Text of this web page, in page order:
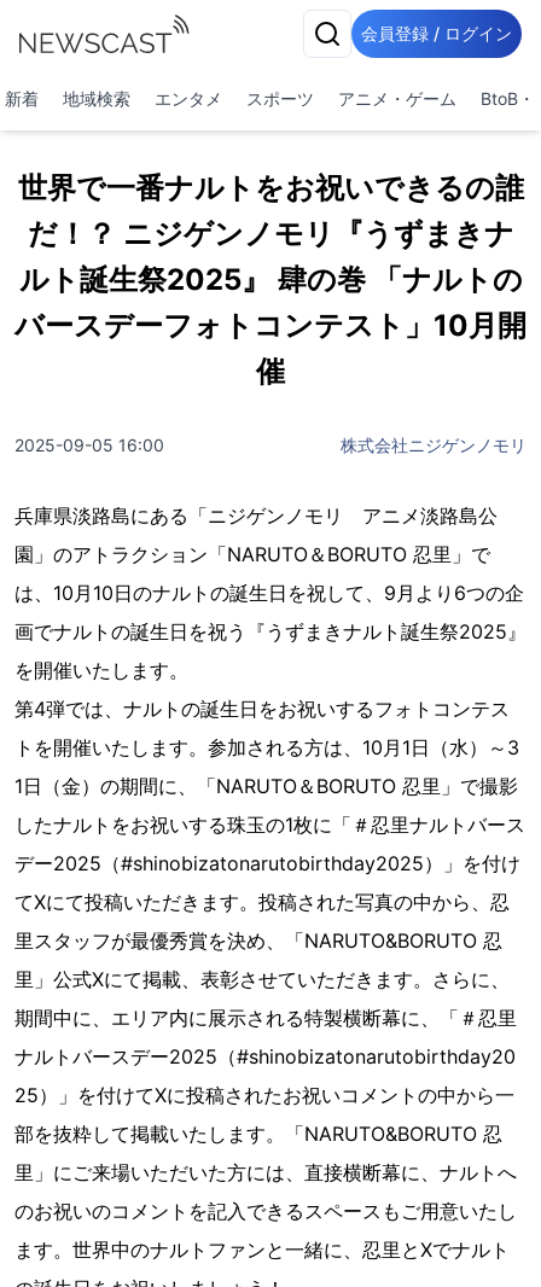
会員登録 / ログイン
新着 地域検索 エンタメ スポーツ アニメ・ゲーム BtoB・
世界で一番ナルトをお祝いできるの誰
だ！？ ニジゲンノモリ『うずまきナ
ルト誕生祭2025』 肆の巻 「ナルトの
バースデーフォトコンテスト」10月開
催
2025-09-05 16:00 株式会社ニジゲンノモリ
兵庫県淡路島にある「ニジゲンノモリ アニメ淡路島公
園」のアトラクション「NARUTO＆BORUTO 忍里」で
は、10月10日のナルトの誕生日を祝して、9月より6つの企
画でナルトの誕生日を祝う『うずまきナルト誕生祭2025』
を開催いたします。
第4弾では、ナルトの誕生日をお祝いするフォトコンテス
トを開催いたします。参加される方は、10月1日（水）～3
1日（金）の期間に、「NARUTO＆BORUTO 忍里」で撮影
したナルトをお祝いする珠玉の1枚に「＃忍里ナルトバース
デー2025（#shinobizatonarutobirthday2025）」を付け
てXにて投稿いただきます。投稿された写真の中から、忍
里スタッフが最優秀賞を決め、「NARUTO&BORUTO 忍
里」公式Xにて掲載、表彰させていただきます。さらに、
期間中に、エリア内に展示される特製横断幕に、「＃忍里
ナルトバースデー2025（#shinobizatonarutobirthday20
25）」を付けてXに投稿されたお祝いコメントの中から一
部を抜粋して掲載いたします。「NARUTO&BORUTO 忍
里」にご来場いただいた方には、直接横断幕に、ナルトへ
のお祝いのコメントを記入できるスペースもご用意いたし
ます。世界中のナルトファンと一緒に、忍里とXでナルト